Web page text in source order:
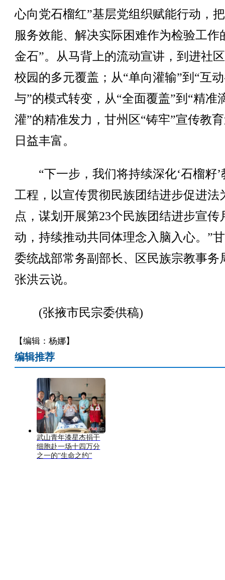
心向党石榴红”基层党组织赋能行动，
服务效能、解决实际困难作为检验工作
金石”。从马背上的流动宣讲，到进社
校园的多元覆盖；从“单向灌输”到“互
与”的模式转变，从“全面覆盖”到“精准
灌”的精准发力，甘州区“铸牢”宣传教
日益丰富。
“下一步，我们将持续深化‘石榴籽’
工程，以宣传贯彻民族团结进步促进法
点，谋划开展第23个民族团结进步宣传
动，持续推动共同体理念入脑入心。”
委统战部常务副部长、区民族宗教事务
张洪云说。
(张掖市民宗委供稿)
【编辑：杨娜】
编辑推荐
武山青年漆星杰捐干
细胞赴一场十四万分
之一的“生命之约”